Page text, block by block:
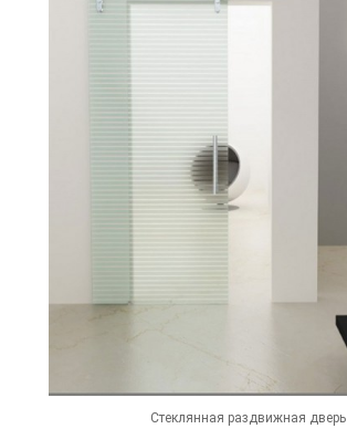
Стеклянная раздвижная дверь